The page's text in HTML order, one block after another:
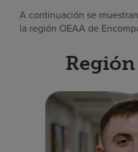
A continuación se
la región OEAA de